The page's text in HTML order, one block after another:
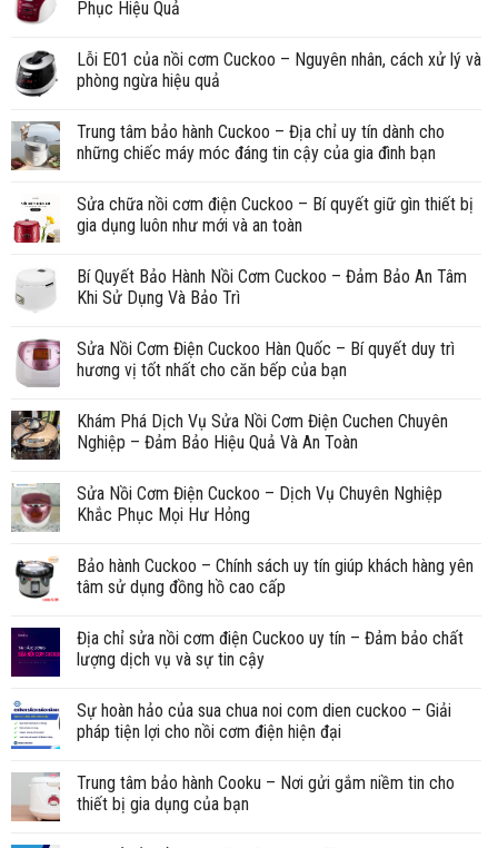
Phục Hiệu Quả
Lỗi E01 của nồi cơm Cuckoo – Nguyên nhân, cách xử lý và
phòng ngừa hiệu quả
Trung tâm bảo hành Cuckoo – Địa chỉ uy tín dành cho
những chiếc máy móc đáng tin cậy của gia đình bạn
Sửa chữa nồi cơm điện Cuckoo – Bí quyết giữ gìn thiết bị
gia dụng luôn như mới và an toàn
Bí Quyết Bảo Hành Nồi Cơm Cuckoo – Đảm Bảo An Tâm
Khi Sử Dụng Và Bảo Trì
Sửa Nồi Cơm Điện Cuckoo Hàn Quốc – Bí quyết duy trì
hương vị tốt nhất cho căn bếp của bạn
Khám Phá Dịch Vụ Sửa Nồi Cơm Điện Cuchen Chuyên
Nghiệp – Đảm Bảo Hiệu Quả Và An Toàn
Sửa Nồi Cơm Điện Cuckoo – Dịch Vụ Chuyên Nghiệp
Khắc Phục Mọi Hư Hỏng
Bảo hành Cuckoo – Chính sách uy tín giúp khách hàng yên
tâm sử dụng đồng hồ cao cấp
Địa chỉ sửa nồi cơm điện Cuckoo uy tín – Đảm bảo chất
lượng dịch vụ và sự tin cậy
Sự hoàn hảo của sua chua noi com dien cuckoo – Giải
pháp tiện lợi cho nồi cơm điện hiện đại
Trung tâm bảo hành Cooku – Nơi gửi gắm niềm tin cho
thiết bị gia dụng của bạn